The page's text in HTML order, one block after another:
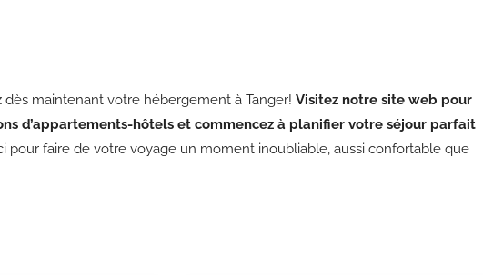
dès maintenant votre hébergement à Tanger! Visitez notre site web pour
d’appartements-hôtels et commencez à planifier votre séjour parfait
pour faire de votre voyage un moment inoubliable, aussi confortable que